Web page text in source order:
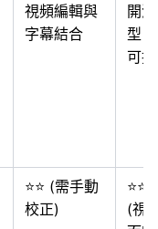
視頻編輯與
字幕結合
開
型
可控
⭐⭐ (需手動
校正)
(視